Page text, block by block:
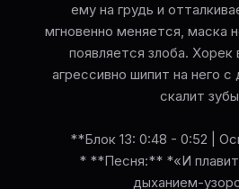
ему на грудь и
мгновенно меняется, маска
появляется злоба.
агрессивно шипит на него с
скалит
**Блок 13: 0:48 - 0:52 |
* **Песня:** *«И
дыханием-